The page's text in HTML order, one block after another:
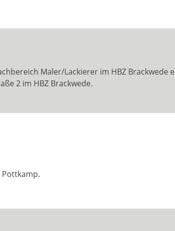
Maler/Lackierer im HBZ Brackwede
2 im HBZ Brackwede.